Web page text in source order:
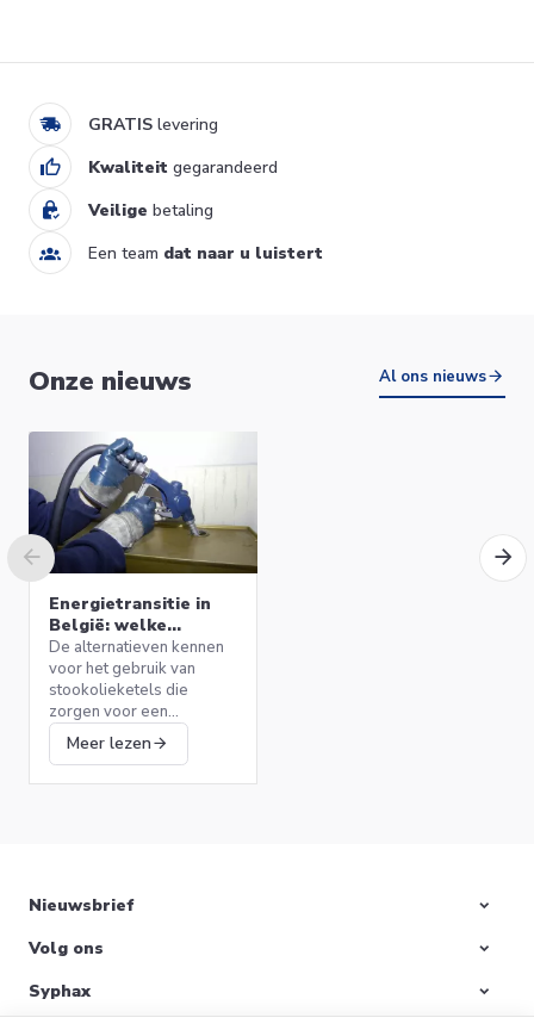
VILLEROY & BOCH
UBQ180OBR2DV-01
1 333,00 €
Ik verkoop
SANIFORM PLUS BADKUIP
170X75 KALDEWEI
399,00 €
Ik verkoop
GRATIS levering
Kwaliteit gegarandeerd
Veilige betaling
Een team dat naar u luistert
Onze nieuws Al ons nieuws
Energietransitie in
België: welke
alternatieven voor
stookolieketels?
De alternatieven kennen
voor het gebruik van
stookolieketels die
zorgen voor een
efficiënte verwarming
terwijl het milieu wordt
Meer lezen
Bereid uw huis voor
uw CV-ketel opnieuw
op en meer!
De winter komt snel
dichterbij en daarmee
Nieuwsbrief
Volg ons
Syphax